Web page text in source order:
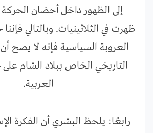
إلى الظهور داخل أحضان الحركة
ظهرت في الثلاثينيات. وبالتالي
العروبة السياسية فإنه لا يصح
التاريخي الخاص ببلاد الشام
العربية.
رابعًا: يلحظ البشري أن الفكرة